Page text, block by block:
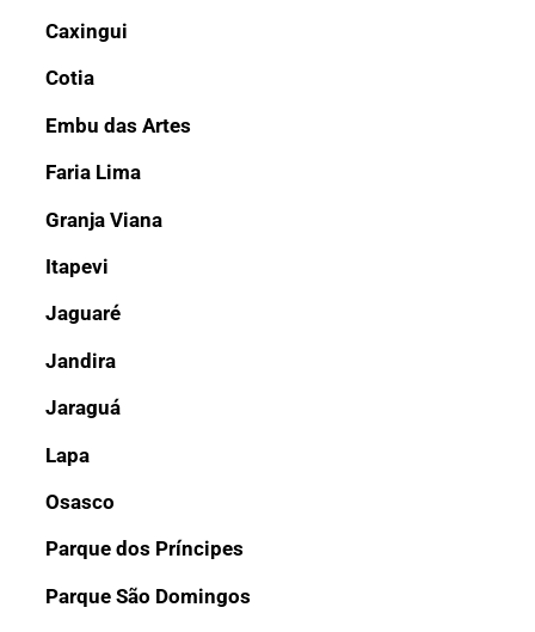
Caxingui
Cotia
Embu das Artes
Faria Lima
Granja Viana
Itapevi
Jaguaré
Jandira
Jaraguá
Lapa
Osasco
Parque dos Príncipes
Parque São Domingos